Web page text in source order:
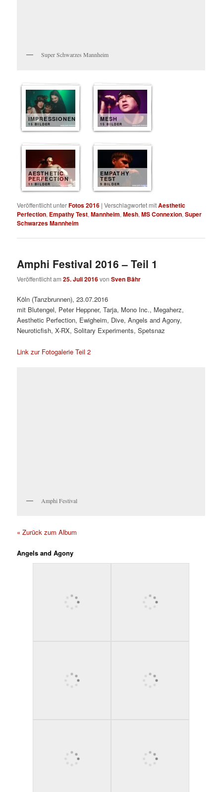
Super Schwarzes Mannheim
IMPRESSIONEN
15 BILDER
MESH
15 BILDER
AESTHETIC
PERFECTION
11 BILDER
EMPATHY
TEST
9 BILDER
Veröffentlicht unterFotos 2016 |Verschlagwortet mitAesthetic
Perfection Empathy Test ,Mannheim ,Mesh ,MS Connexion ,Super
Schwarzes Mannheim
Amphi Festival 2016 – Teil 1
Veröffentlicht am25. Juli 2016vonSven Bähr
Köln (Tanzbrunnen), 23.07.2016
mit Blutengel, Peter Heppner, Tarja, Mono Inc., Megaherz,
Aesthetic Perfection, Ewigheim, Dive, Angels and Agony,
Neuroticfish, X-RX, Solitary Experiments, Spetsnaz
Link zur Fotogalerie Teil 2
Amphi Festival
« Zurück zum Album
Angels and Agony